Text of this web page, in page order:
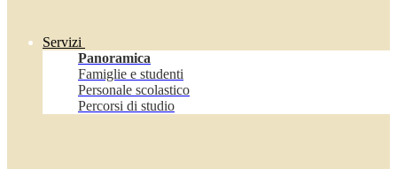
Servizi
Panoramica
Famiglie e studenti
Personale scolastico
Percorsi di studio